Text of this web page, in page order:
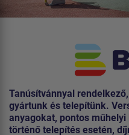
Tanúsítvánnyal
gyártunk és telepítünk.
anyagokat, pontos
történő telepítés esetén,